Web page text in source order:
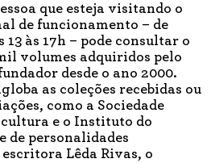
que esteja visitando o
de funcionamento – de
às 17h – pode consultar o
volumes adquiridos pelo
desde o ano 2000.
as coleções recebidas ou
como a Sociedade
e o Instituto do
de personalidades
Lêda Rivas, o